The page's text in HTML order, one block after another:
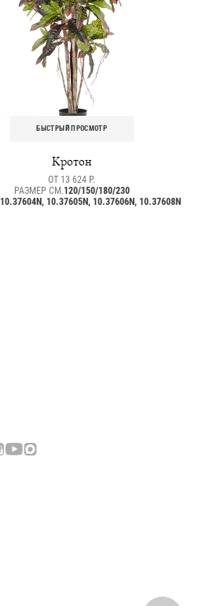
БЫСТРЫЙ ПРОСМОТР
Кротон
ОТ 13 624 Р.
РАЗМЕР СМ.120/150/180/230
10.37604N, 10.37605N, 10.37606N, 10.37608N